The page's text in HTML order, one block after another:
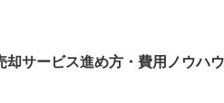
却サービス進め方・費用 ノウハウ